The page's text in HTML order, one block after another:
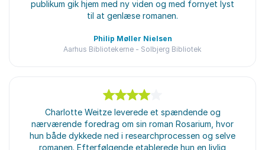
publikum gik hjem med ny viden og med fornyet lyst
til at genlæse romanen.
Philip Møller Nielsen
Aarhus Bibliotekerne - Solbjerg Bibliotek
ud af5
Charlotte Weitze leverede et spændende og
nærværende foredrag om sin roman Rosarium, hvor
hun både dykkede ned i researchprocessen og selve
romanen. Efterfølgende etablerede hun en livlig